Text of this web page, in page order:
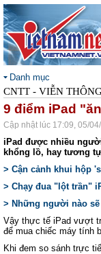
Danh mục
CNTT - VIỄN
9 điểm iPad
Cập nhật lúc 17:09, 05/
iPad được nhiều
khổng lồ, hay tương
> Cận cảnh khui hộp
> Chạy đua "lột trần"
> Những người nào
Vậy thực tế iPad vượt
để mua chiếc máy tính
Khi đem so sánh trực